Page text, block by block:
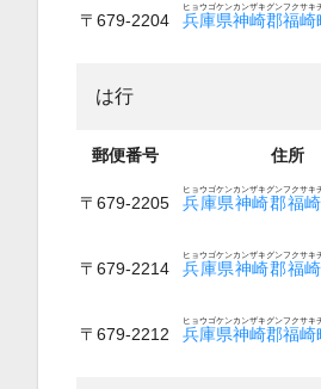
〒679-2204 兵庫県神崎郡福崎
ヒョウゴケンカンザキグンフクサキ
は行
郵便番号 住所
〒679-2205 兵庫県神崎郡福
ヒョウゴケンカンザキグンフクサキ
〒679-2214 兵庫県神崎郡福
ヒョウゴケンカンザキグンフクサキ
〒679-2212 兵庫県神崎郡福崎
ヒョウゴケンカンザキグンフクサキ